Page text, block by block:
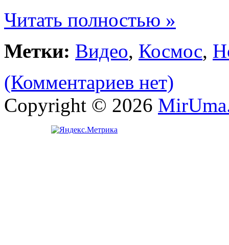
Читать полностью »
Метки: Видео, Космос,
(Комментариев нет)
Copyright © 2026